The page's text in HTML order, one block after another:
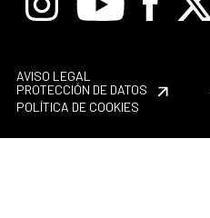
AVISO LEGAL
PROTECCIÓN DE DATOS
POLÍTICA DE COOKIES